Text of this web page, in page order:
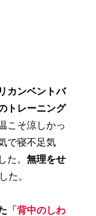
カンベントバ
トレーニング
こそ涼しかっ
で寝不足気
た。 無理をせ
た。
「背中のしわ